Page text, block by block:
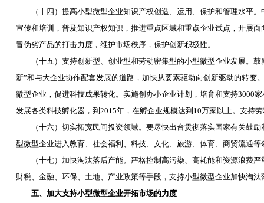
（十四）提高小型微型企业知识产权创造、运用、保护和管理水平。
宣传和培训，普及知识产权知识，推进重点区域和重点企业试点，开展
冒伪劣产品的打击力度，维护市场秩序，保护创新积极性。
（十五）支持创新型、创业型和劳动密集型的小型微型企业发展。鼓
新”和与大企业协作配套发展的道路，加快从要素驱动向创新驱动的转
微型企业，促进科技成果转化。实施创办小企业计划，培育和支持3000家
发展各类科技孵化器，到 2015年，在孵企业规模达到 10万家以上。支持
（十六）切实拓宽民间投资领域。要尽快出台贯彻落实国家有关鼓励
型微型企业进入教育、社会福利、科技、文化、旅游、体育、商贸流通
（十七）加快淘汰落后产能。严格控制高污染、高耗能和资源浪费严
财税、金融、环保、土地、产业政策等手段，支持小型微型企业加快淘
五、加大支持小型微型企业开拓市场的力度